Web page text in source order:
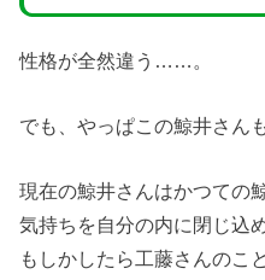
性格が全然違う……。
でも、やっぱこの鯨井さん
現在の鯨井さんはかつての
気持ちを自分の内に閉じ込
もしかしたら工藤さんのこ